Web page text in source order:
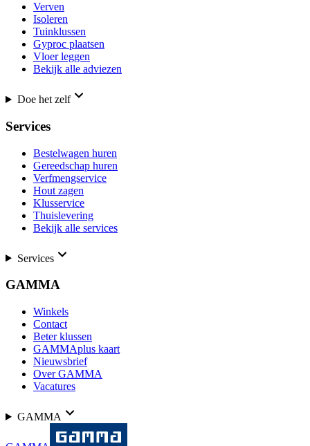
Verven
Isoleren
Tuinklussen
Gyproc plaatsen
Vloer leggen
Bekijk alle adviezen
Doe het zelf
Services
Bestelwagen huren
Gereedschap huren
Verfmengservice
Hout zagen
Klusservice
Thuislevering
Bekijk alle services
Services
GAMMA
Winkels
Contact
Beter klussen
GAMMAplus kaart
Nieuwsbrief
Over GAMMA
Vacatures
GAMMA